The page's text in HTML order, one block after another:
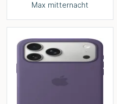
Max mitternacht